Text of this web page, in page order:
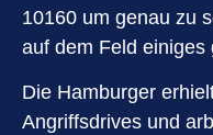
10160 um genau zu
auf dem Feld einiges
Die Hamburger
Angriffsdrives und